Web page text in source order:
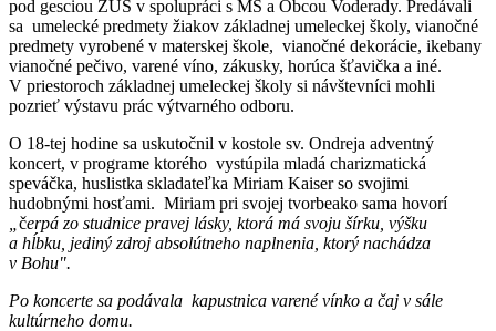
pod gesciou ZUŠ v spolupráci s MŠ a Obcou Voderady. Predávali
sa umelecké predmety žiakov základnej umeleckej školy, vianočné
predmety vyrobené v materskej škole, vianočné dekorácie, ikebany
vianočné pečivo, varené víno, zákusky, horúca šťavička a iné.
V priestoroch základnej umeleckej školy si návštevníci mohli
pozrieť výstavu prác výtvarného odboru.
O 18-tej hodine sa uskutočnil v kostole sv. Ondreja adventný
koncert, v programe ktorého vystúpila mladá charizmatická
speváčka, huslistka skladateľka Miriam Kaiser so svojimi
hudobnými hosťami. Miriam pri svojej tvorbeako sama hovorí
čerpá zo studnice pravej lásky, ktorá má svoju šírku, výšku
a hĺbku, jediný zdroj absolútneho naplnenia, ktorý nachádza
v Bohu".
Po koncerte sa podávala kapustnica varené vínko a čaj v sále
kultúrneho domu.